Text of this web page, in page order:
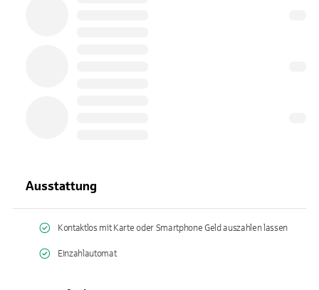
Ausstattung
Kontaktlos mit Karte oder Smartphone Geld auszahlen lassen
Einzahlautomat